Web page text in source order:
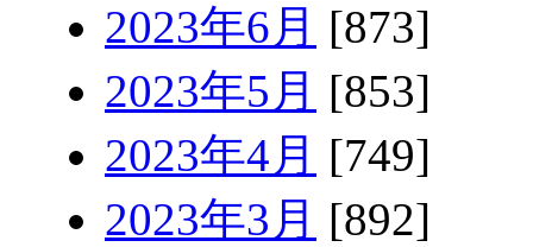
2023年6月 [873]
2023年5月 [853]
2023年4月 [749]
2023年3月 [892]